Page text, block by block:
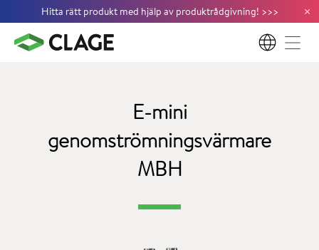
Hitta rätt produkt med hjälp av produktrådgivning! >>> ×
SV
E-mini
genomströmningsvärmare
MBH